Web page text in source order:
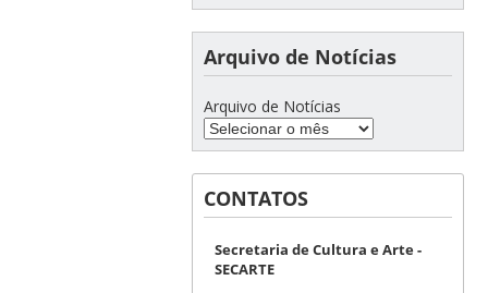
Arquivo de Notícias
Arquivo de Notícias
CONTATOS
Secretaria de Cultura e Arte -
SECARTE